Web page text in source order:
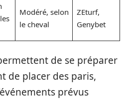
Modéré, selon
le cheval
ZEturf,
Genybet
de se préparer
de placer des paris,
prévus